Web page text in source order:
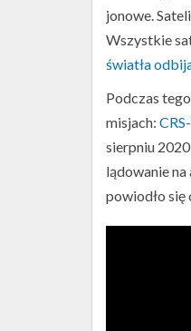
jonowe.
Wszystkie
światła
Podczas
misjach:
sierpniu
lądowanie
powiodło się